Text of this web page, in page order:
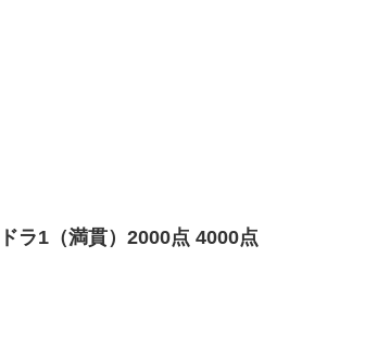
ラ1（満貫）2000点 4000点